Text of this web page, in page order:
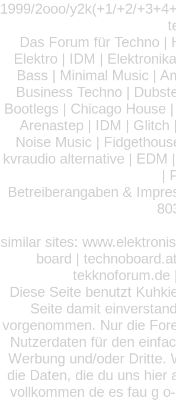
1999/2ooo/y2k(+1/+2/
Das Forum für Techno |
Elektro | IDM |
Bass | Minimal Music |
Business Techno |
Bootlegs | Chicago House
Arenastep | IDM | Glitch
Noise Music |
kvraudio alternative | EDM
|
Betreiberangaben &
similar sites:
board |
tekknoforum.de
Diese Seite benutzt
Seite damit
vorgenommen. Nur die
Nutzerdaten für den
Werbung und/oder Dritte.
die Daten, die du uns hier
vollkommen de es fau g